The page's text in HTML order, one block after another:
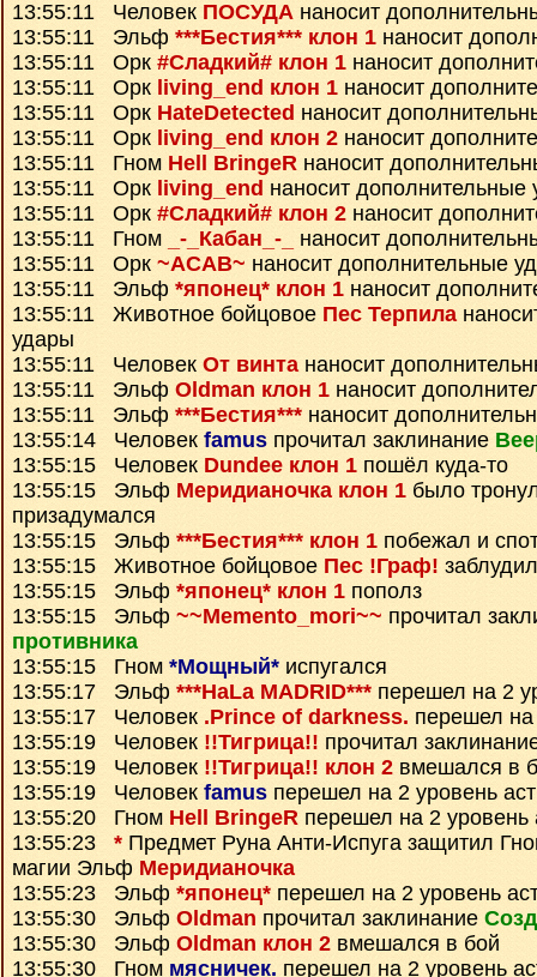
13:55:11 Человек ПОСУДА наносит
13:55:11 Эльф ***Бестия*** клон 1 наносит
13:55:11 Орк #Сладкий# клон 1 наносит
13:55:11 Орк living_end клон 1 наносит
13:55:11 Орк HateDetected наносит
13:55:11 Орк living_end клон 2 наносит
13:55:11 Гном Hell BringeR наносит
13:55:11 Орк living_end наносит дополнительные
13:55:11 Орк #Сладкий# клон 2 наносит
13:55:11 Гном
_-_Кабан_-_
наносит
13:55:11 Орк ~ACAB~ наносит дополнительные
13:55:11 Эльф *японец* клон 1 наносит
13:55:11 Животное бойцовое Пес Терпила
удары
13:55:11 Человек От винтананосит
13:55:11 Эльф Oldman клон 1 наносит
13:55:11 Эльф ***Бестия*** наносит
13:55:14 Человек famus прочитал заклинание
13:55:15 Человек Dundee клон 1 пошёл куда-то
13:55:15 Эльф Меридианочка клон 1 было
призадумался
13:55:15 Эльф ***Бестия*** клон 1 побежал и
13:55:15 Животное бойцовое Пес !Граф!
13:55:15 Эльф *японец* клон 1 пополз
13:55:15 Эльф ~~Memento_mori~~ прочитал
противника
13:55:15 Гном *Мощный* испугался
13:55:17 Эльф ***HaLa MADRID*** перешел на 2
13:55:17 Человек .Prince of darkness. перешел на
13:55:19 Человек !!Тигрица!! прочитал
13:55:19 Человек !!Тигрица!! клон 2 вмешался в
13:55:19 Человек famus перешел на 2 уровень
13:55:20 Гном Hell BringeR перешел на 2 уровень
13:55:23 * Предмет Руна Анти-Испуга защитил
магии Эльф Меридианочка
13:55:23 Эльф *японец* перешел на 2 уровень
13:55:30 Эльф Oldman прочитал заклинание
13:55:30 Эльф Oldman клон 2 вмешался в бой
13:55:30 Гном мясничек. перешел на 2 уровень